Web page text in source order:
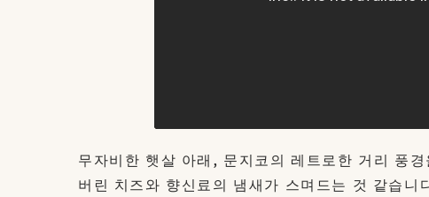
무자비한 햇살 아래, 문지코의 레트로한 거리 풍
버린 치즈와 향신료의 냄새가 스며드는 것 같습